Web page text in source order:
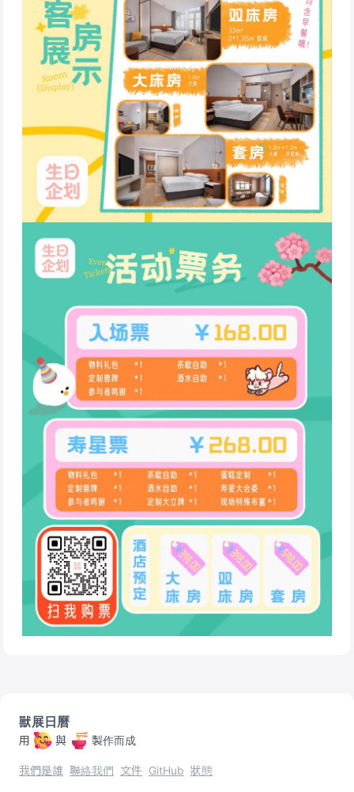
獸展日曆
用 與 製作而成
我們是誰 聯絡我們 文件 GitHub 狀態